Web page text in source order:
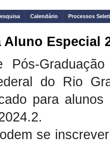
Calendário Processos
Especial
Pós-
do Rio
para
se